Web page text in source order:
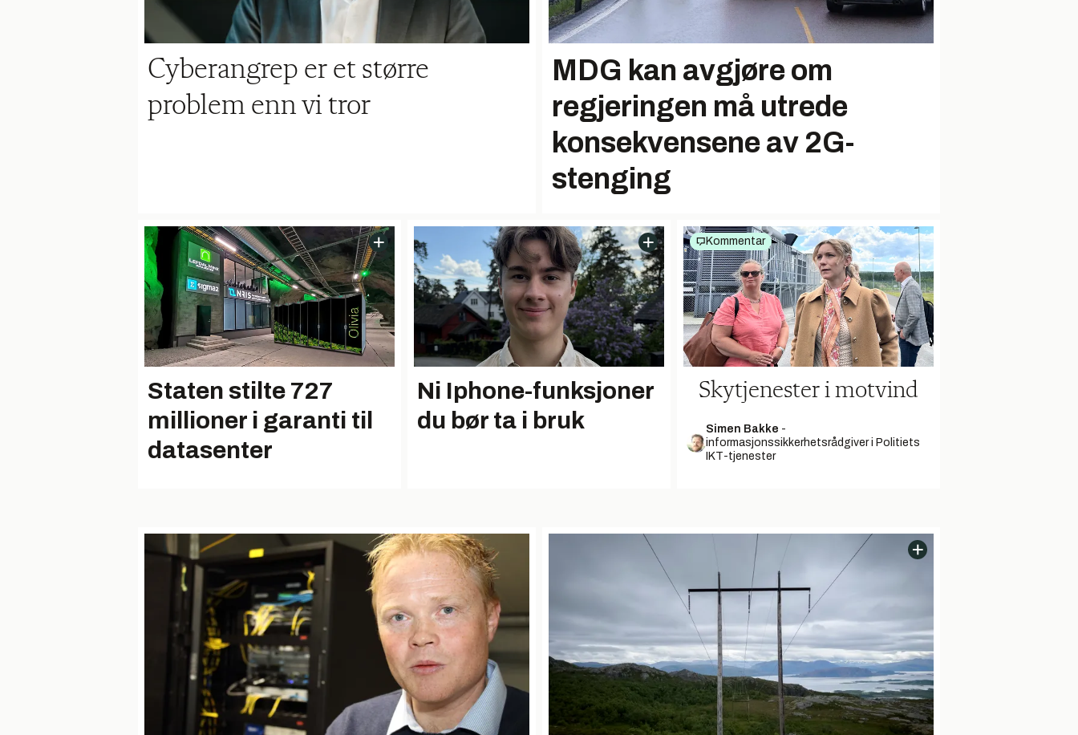
Cyberangrep er et større
problem enn vi tror
MDG kan avgjøre om
regjeringen må utrede
konsekvensene av 2G-
stenging
Staten stilte 727
millioner i garanti til
datasenter
Ni Iphone-funksjoner
du bør ta i bruk
Kommentar
Skytjenester i motvind
Simen Bakke -
informasjonssikkerhetsrådgiver i Politiets
IKT-tjenester